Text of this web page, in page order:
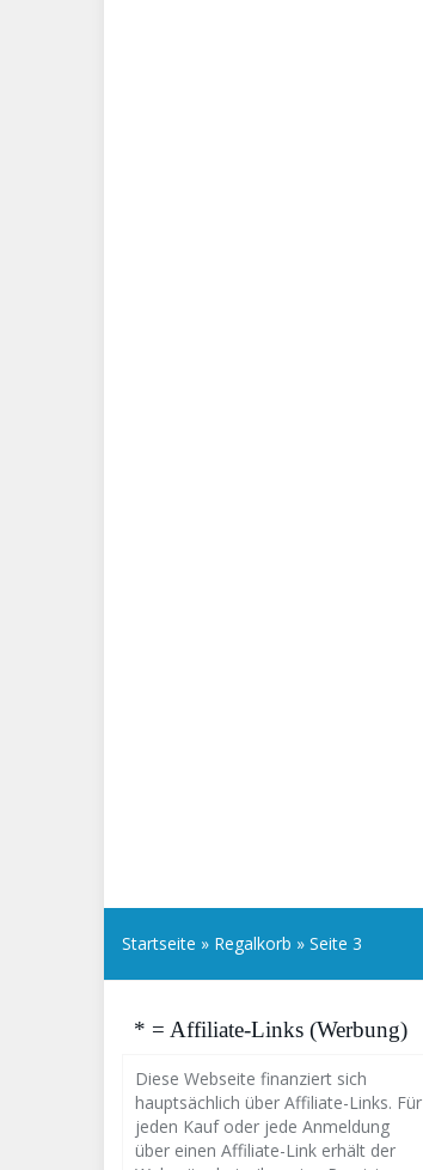
Startseite » Regalkorb » Seite 3
* = Affiliate-Links (Werbung)
Diese Webseite finanziert sich
hauptsächlich über Affiliate-Links. Für
jeden Kauf oder jede Anmeldung
über einen Affiliate-Link erhält der